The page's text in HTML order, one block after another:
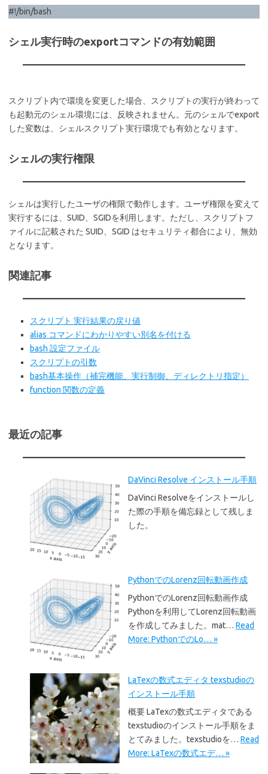
#!/bin/bash
シェル実行時のexportコマンドの有効範囲
スクリプト内で環境を変更した場合、スクリプトの実行が終わって
も起動元のシェル環境には、反映されません。元のシェルでexport
した変数は、シェルスクリプト実行環境でも有効となります。
シェルの実行権限
シェルは実行したユーザの権限で動作します。ユーザ権限を変えて
実行するには、SUID、SGIDを利用します。ただし、スクリプトフ
ァイルに記載された SUID、SGID はセキュリティ都合により、無効
となります。
関連記事
スクリプト 実行結果の戻り値
alias コマンドにわかりやすい別名を付ける
bash 設定ファイル
スクリプトの引数
bash基本操作（補完機能、実行制御、ディレクトリ指定）
function 関数の定義
最近の記事
DaVinci Resolve インストール手順
DaVinci Resolveをインストールし
た際の手順を備忘録として残しま
した。
PythonでのLorenz回転動画作成
PythonでのLorenz回転動画作成
Pythonを利用してLorenz回転動画
を作成してみました。mat… Read
More: PythonでのLo… »
LaTexの数式エディタ texstudioの
インストール手順
概要 LaTexの数式エディタである
texstudioのインストール手順をま
とてみました。texstudioを… Read
More: LaTexの数式エデ… »